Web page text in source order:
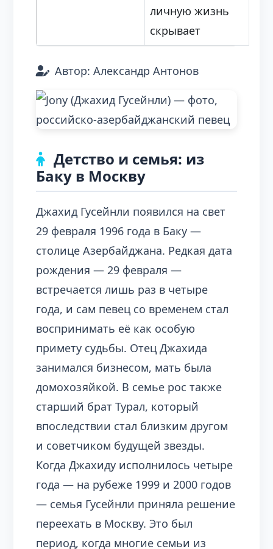
личную жизнь
скрывает
Автор: Александр Антонов
Детство и семья: из
Баку в Москву
Джахид Гусейнли появился на свет
29 февраля 1996 года в Баку —
столице Азербайджана. Редкая дата
рождения — 29 февраля —
встречается лишь раз в четыре
года, и сам певец со временем стал
воспринимать её как особую
примету судьбы. Отец Джахида
занимался бизнесом, мать была
домохозяйкой. В семье рос также
старший брат Турал, который
впоследствии стал близким другом
и советчиком будущей звезды.
Когда Джахиду исполнилось четыре
года — на рубеже 1999 и 2000 годов
— семья Гусейнли приняла решение
переехать в Москву. Это был
период, когда многие семьи из